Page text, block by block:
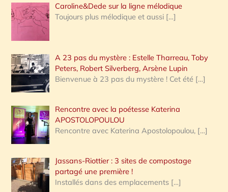
Caroline&Dede sur la ligne mélodique
Toujours plus mélodique et aussi […]
A 23 pas du mystère : Estelle Tharreau, Toby
Peters, Robert Silverberg, Arsène Lupin
Bienvenue à 23 pas du mystère ! Cet été […]
Rencontre avec la poétesse Katerina
APOSTOLOPOULOU
Rencontre avec Katerina Apostolopoulou, […]
Jassans-Riottier : 3 sites de compostage
partagé une première !
Installés dans des emplacements […]